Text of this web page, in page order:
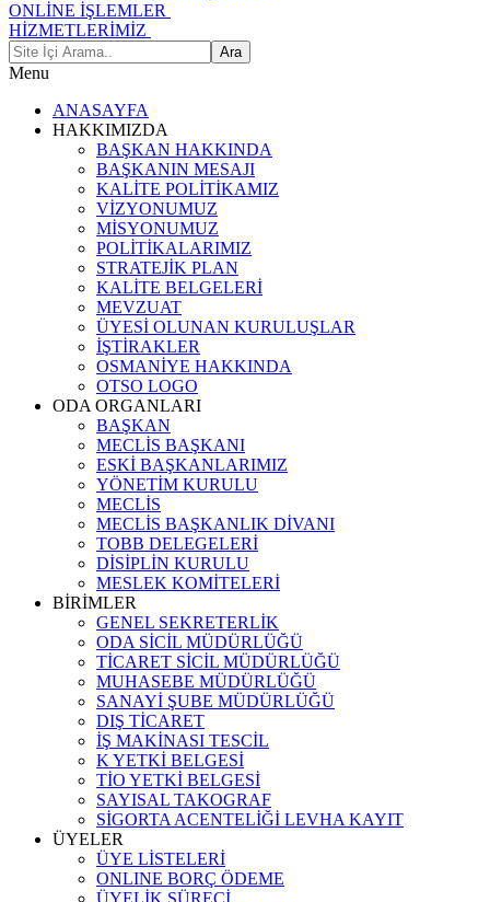
ONLİNE İŞLEMLER
HİZMETLERİMİZ
Menu
ANASAYFA
HAKKIMIZDA
BAŞKAN HAKKINDA
BAŞKANIN MESAJI
KALİTE POLİTİKAMIZ
VİZYONUMUZ
MİSYONUMUZ
POLİTİKALARIMIZ
STRATEJİK PLAN
KALİTE BELGELERİ
MEVZUAT
ÜYESİ OLUNAN KURULUŞLAR
İŞTİRAKLER
OSMANİYE HAKKINDA
OTSO LOGO
ODA ORGANLARI
BAŞKAN
MECLİS BAŞKANI
ESKİ BAŞKANLARIMIZ
YÖNETİM KURULU
MECLİS
MECLİS BAŞKANLIK DİVANI
TOBB DELEGELERİ
DİSİPLİN KURULU
MESLEK KOMİTELERİ
BİRİMLER
GENEL SEKRETERLİK
ODA SİCİL MÜDÜRLÜĞÜ
TİCARET SİCİL MÜDÜRLÜĞÜ
MUHASEBE MÜDÜRLÜĞÜ
SANAYİ ŞUBE MÜDÜRLÜĞÜ
DIŞ TİCARET
İŞ MAKİNASI TESCİL
K YETKİ BELGESİ
TİO YETKİ BELGESİ
SAYISAL TAKOGRAF
SİGORTA ACENTELİĞİ LEVHA KAYIT
ÜYELER
ÜYE LİSTELERİ
ONLINE BORÇ ÖDEME
ÜYELİK SÜRECİ